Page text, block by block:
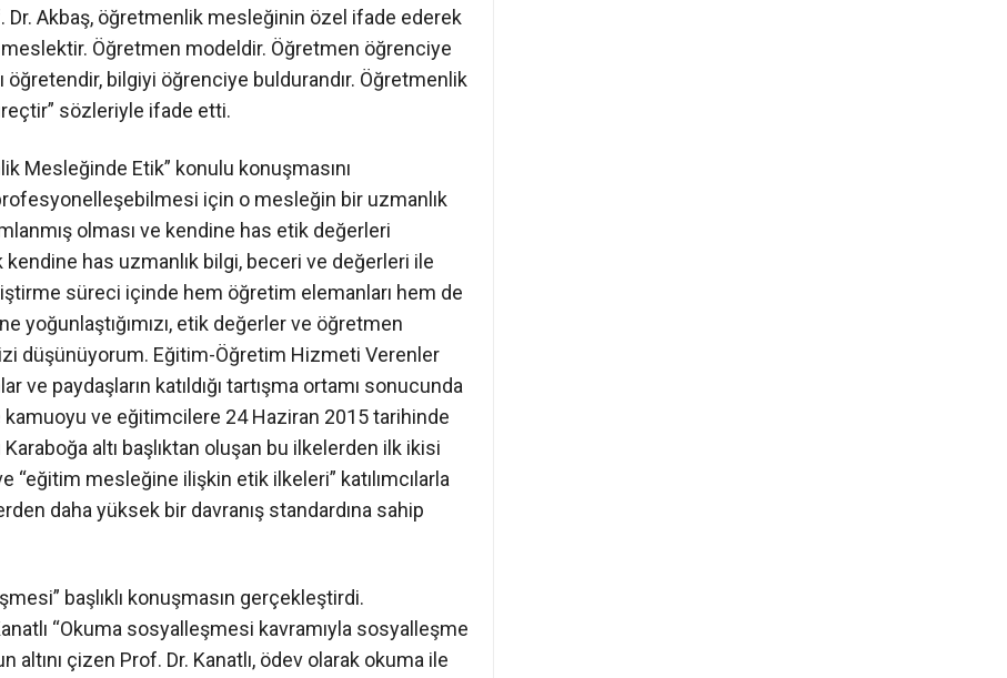
Dr. Akbaş, öğretmenlik mesleğinin özel ifade ederek
Öğretmen modeldir. Öğretmen öğrenciye
öğretendir, bilgiyi öğrenciye buldurandır. Öğretmenlik
sözleriyle ifade etti.
Mesleğinde Etik” konulu konuşmasını
için o mesleğin bir uzmanlık
olması ve kendine has etik değerleri
has uzmanlık bilgi, beceri ve değerleri ile
süreci içinde hem öğretim elemanları hem de
yoğunlaştığımızı, etik değerler ve öğretmen
düşünüyorum. Eğitim-Öğretim Hizmeti Verenler
paydaşların katıldığı tartışma ortamı sonucunda
kamuoyu ve eğitimcilere 24 Haziran 2015 tarihinde
altı başlıktan oluşan bu ilkelerden ilk ikisi
“eğitim mesleğine ilişkin etik ilkeleri” katılımcılarla
daha yüksek bir davranış standardına sahip
başlıklı konuşmasın gerçekleştirdi.
“Okuma sosyalleşmesi kavramıyla sosyalleşme
çizen Prof. Dr. Kanatlı, ödev olarak okuma ile